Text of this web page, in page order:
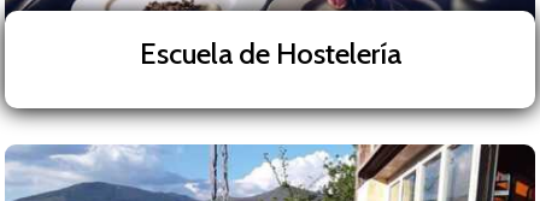
Escuela de Hostelería